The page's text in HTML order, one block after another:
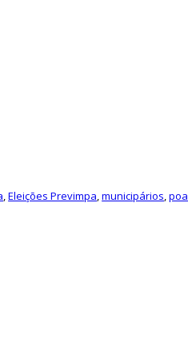
,Eleições Previmpa,municipários,poa